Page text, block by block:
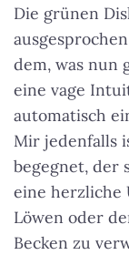
Die grünen
dem, was nun
eine vage
automatisch
Mir jedenfalls
begegnet, der
eine herzliche
Löwen oder
Becken zu